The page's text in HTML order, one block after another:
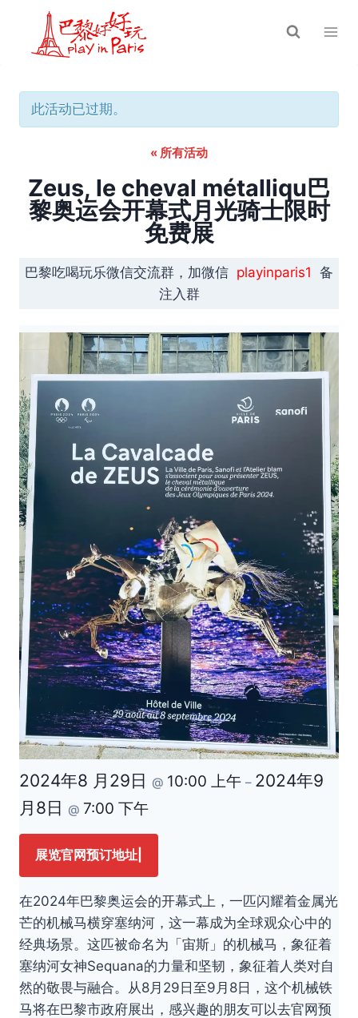
此活动已过期。
« 所有活动
Zeus, le cheval métalliqu巴
黎奥运会开幕式月光骑士限时
免费展
巴黎吃喝玩乐微信交流群，加微信 playinparis1 备
注入群
2024年8 月29日 @ 10:00 上午 – 2024年9
月8日 @ 7:00 下午
展览官网预订地址|
在2024年巴黎奥运会的开幕式上，一匹闪耀着金属光
芒的机械马横穿塞纳河，这一幕成为全球观众心中的
经典场景。这匹被命名为「宙斯」的机械马，象征着
塞纳河女神Sequana的力量和坚韧，象征着人类对自
然的敬畏与融合。从8月29日至9月8日，这个机械铁
马将在巴黎市政府展出，感兴趣的朋友可以去官网预